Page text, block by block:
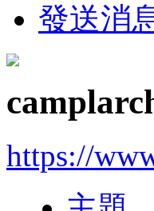
發送消
https://